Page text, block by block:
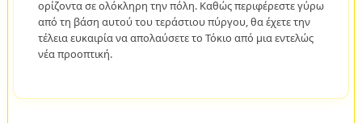
ορίζοντα σε ολόκληρη την πόλη. Καθώς περιφέρεστε γύρω
από τη βάση αυτού του τεράστιου πύργου, θα έχετε την
τέλεια ευκαιρία να απολαύσετε το Τόκιο από μια εντελώς
νέα προοπτική.